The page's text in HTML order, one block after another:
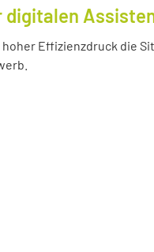
digitalen
Effizienzdruck die